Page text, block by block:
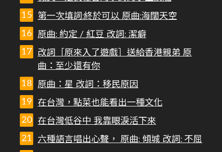
第一次填詞:終於可以 原曲:海闊天空
原曲: 約定 / 紅豆 改詞: 潔癖
改詞［原來入了遊戲］送給香港親弟 原
曲：至少還有你
原曲：星 改詞：移民原因
在台灣，點菜也能看出一種文化
在台灣低谷中 我靠眼淚活下來
六種語言唱出心聲， 原曲: 傾城 改詞: 不屈